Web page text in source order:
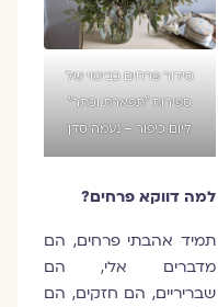
סידור פרחים כביטוי של
ספירות ״תפארת וכתר״
ליום כיפור – נעמה סדן
למה דווקא פרחים?
תמיד אהבתי פרחים, הם
מדברים אלי, הם
שבריריים, הם חזקים, הם